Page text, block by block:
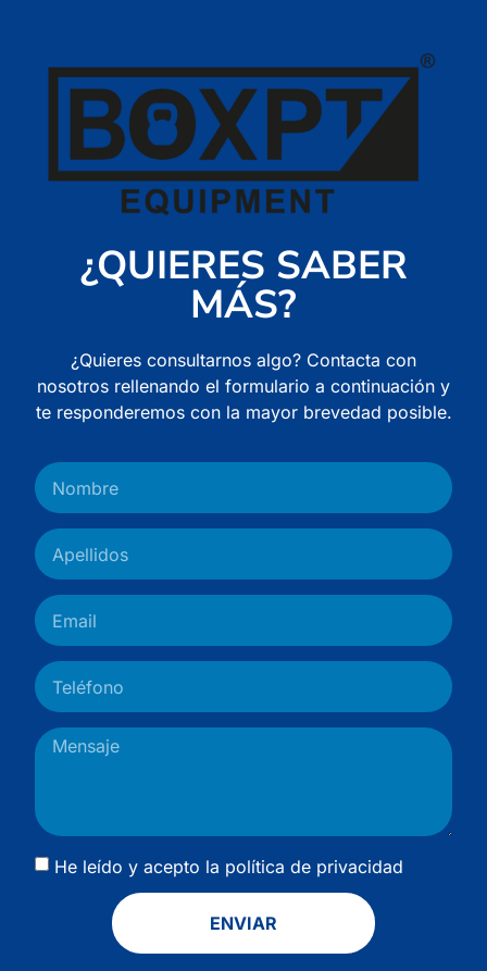
¿QUIERES SABER
MÁS?
¿Quieres consultarnos algo? Contacta con
nosotros rellenando el formulario a continuación y
te responderemos con la mayor brevedad posible.
He leído y acepto la política de privacidad
ENVIAR